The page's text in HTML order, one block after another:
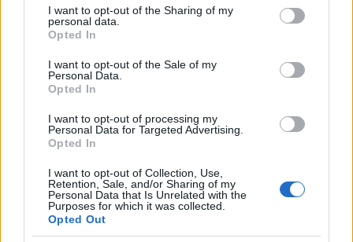
not limited to your visit or usage behaviour. You may click to
grant or deny consent to Google and its third-party tags to
use your data for below specified purposes in below Google
consent section.
I want to opt-out of the Sharing of my
personal data.
Opted In
I want to opt-out of the Sale of my
Personal Data.
Opted In
I want to opt-out of processing my
Personal Data for Targeted Advertising.
Opted In
I want to opt-out of Collection, Use,
Retention, Sale, and/or Sharing of my
Personal Data that Is Unrelated with the
Purposes for which it was collected.
Opted Out
las críticas internacionales a Pedro
Sánchez
La crisis migratoria en Ceuta ha generado fuertes…
POLÍTICA